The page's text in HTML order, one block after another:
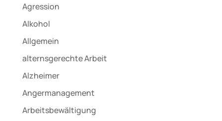
Agression
Alkohol
Allgemein
alternsgerechte Arbeit
Alzheimer
Angermanagement
Arbeitsbewältigung